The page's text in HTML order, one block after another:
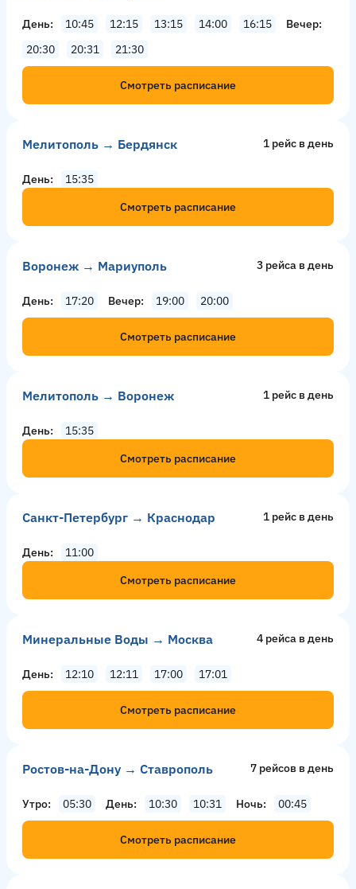
День 10:45 12:15 13:15 14:00 16:15
Вечер
20:30
20:31 21:30
Смотреть расписание
Мелитополь → Бердянск 1 рейс в день
День
15:35
Смотреть расписание
Воронеж → Мариуполь 3 рейсa в день
День 17:20 Вечер 19:00 20:00
Смотреть расписание
Мелитополь → Воронеж 1 рейс в день
День
15:35
Смотреть расписание
Санкт-Петербург → Краснодар 1 рейс в день
День
11:00
Смотреть расписание
Минеральные Воды → Москва 4 рейсa в день
День 12:10 12:11 17:00 17:01
Смотреть расписание
Ростов-на-Дону → Ставрополь 7 рейсов в день
Утро 05:30 День 10:30 10:31 Ночь 00:45
Смотреть расписание